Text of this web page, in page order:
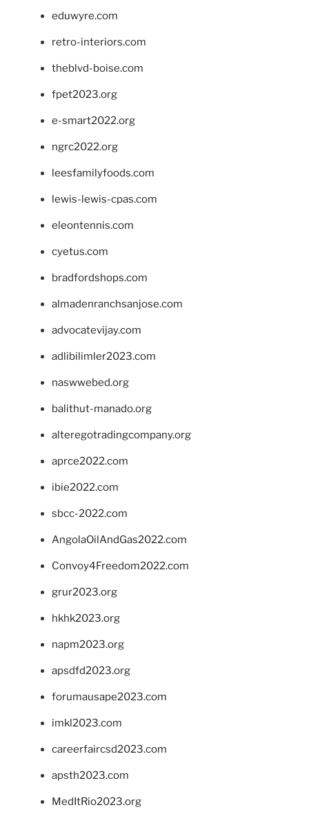
eduwyre.com
retro-interiors.com
theblvd-boise.com
fpet2023.org
e-smart2022.org
ngrc2022.org
leesfamilyfoods.com
lewis-lewis-cpas.com
eleontennis.com
cyetus.com
bradfordshops.com
almadenranchsanjose.com
advocatevijay.com
adlibilimler2023.com
naswwebed.org
balithut-manado.org
alteregotradingcompany.org
aprce2022.com
ibie2022.com
sbcc-2022.com
AngolaOilAndGas2022.com
Convoy4Freedom2022.com
grur2023.org
hkhk2023.org
napm2023.org
apsdfd2023.org
forumausape2023.com
imkl2023.com
careerfaircsd2023.com
apsth2023.com
MedItRio2023.org